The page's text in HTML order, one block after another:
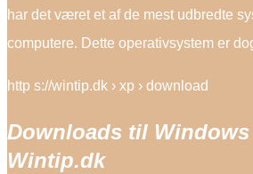
har det været et af de mest udbredte
computere. Dette operativsystem er
http s://wintip.dk › xp › download
Downloads til Windows
Wintip.dk